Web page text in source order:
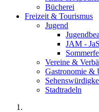
Bücherei
Freizeit & Tourismus
Jugend
JAM -
Vereine &
Gastronomie &
Stadtradeln